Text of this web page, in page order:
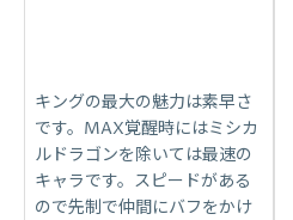
キングの最大の魅力は素早さ
です。MAX覚醒時にはミシカ
ルドラゴンを除いては最速の
キャラです。スピードがある
ので先制で仲間にバフをかけ